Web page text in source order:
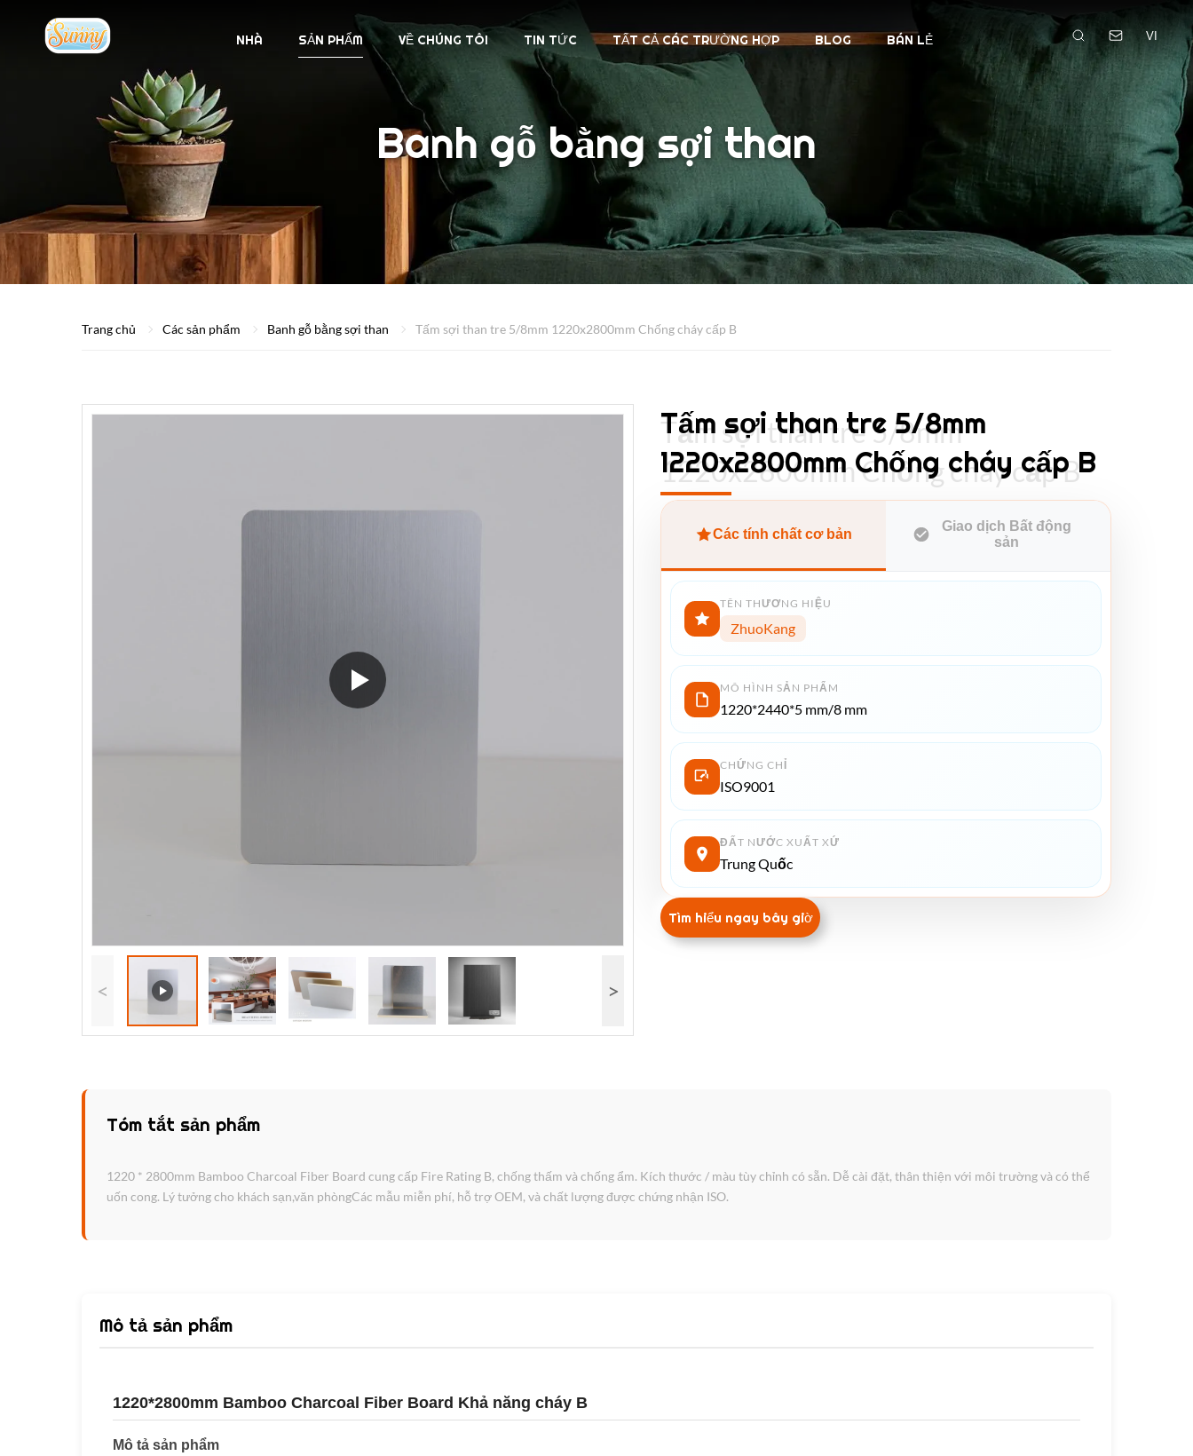
NHÀ SẢN PHẨM VỀ CHÚNG TÔI TIN TỨC TẤT CẢ CÁC TRƯỜNG HỢP BLOG BÁN LẺ VI
Banh gỗ bằng sợi than
Trang chủ Các sản phẩm Banh gỗ bằng sợi than Tấm sợi than tre 5/8mm 1220x2800mm Chống cháy cấp B
< >
Tấm sợi than tre 5/8mm
1220x2800mm Chống cháy cấp B
Tấm sợi than tre 5/8mm
1220x2800mm Chống cháy cấp B
Các tính chất cơ bản
Giao dịch Bất động
sản
TÊN THƯƠNG HIỆU
ZhuoKang
MÔ HÌNH SẢN PHẨM
1220*2440*5 mm/8 mm
CHỨNG CHỈ
ISO9001
ĐẤT NƯỚC XUẤT XỨ
Trung Quốc
Tìm hiểu ngay bây giờ
Tóm tắt sản phẩm
1220 * 2800mm Bamboo Charcoal Fiber Board cung cấp Fire Rating B, chống thấm và chống ẩm. Kích thước / màu tùy chỉnh có sẵn. Dễ cài đặt, thân thiện với môi trường và có thể
uốn cong. Lý tưởng cho khách sạn,văn phòngCác mẫu miễn phí, hỗ trợ OEM, và chất lượng được chứng nhận ISO.
Mô tả sản phẩm
1220*2800mm Bamboo Charcoal Fiber Board Khả năng cháy B
Mô tả sản phẩm